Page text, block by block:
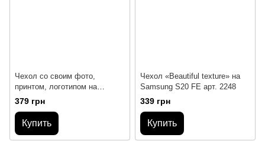
Чехол со своим фото,
принтом, логотипом на
Samsung S20 FE
379 грн
Купить
Чехол «Beautiful texture» на
Samsung S20 FE арт. 2248
339 грн
Купить